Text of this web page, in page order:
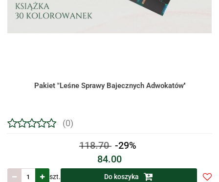
Pakiet "Leśne Sprawy Bajecznych Adwokatów''
(0)
118.70 -29%
84.00
szt. Do koszyka